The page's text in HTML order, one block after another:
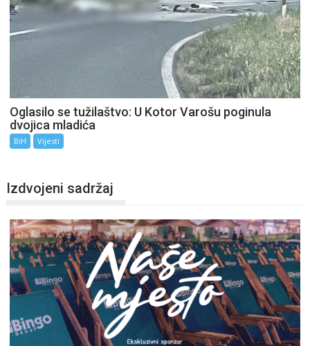
Oglasilo se tužilaštvo: U Kotor Varošu poginula
dvojica mladića
BiH Vijesti
Izdvojeni sadržaj